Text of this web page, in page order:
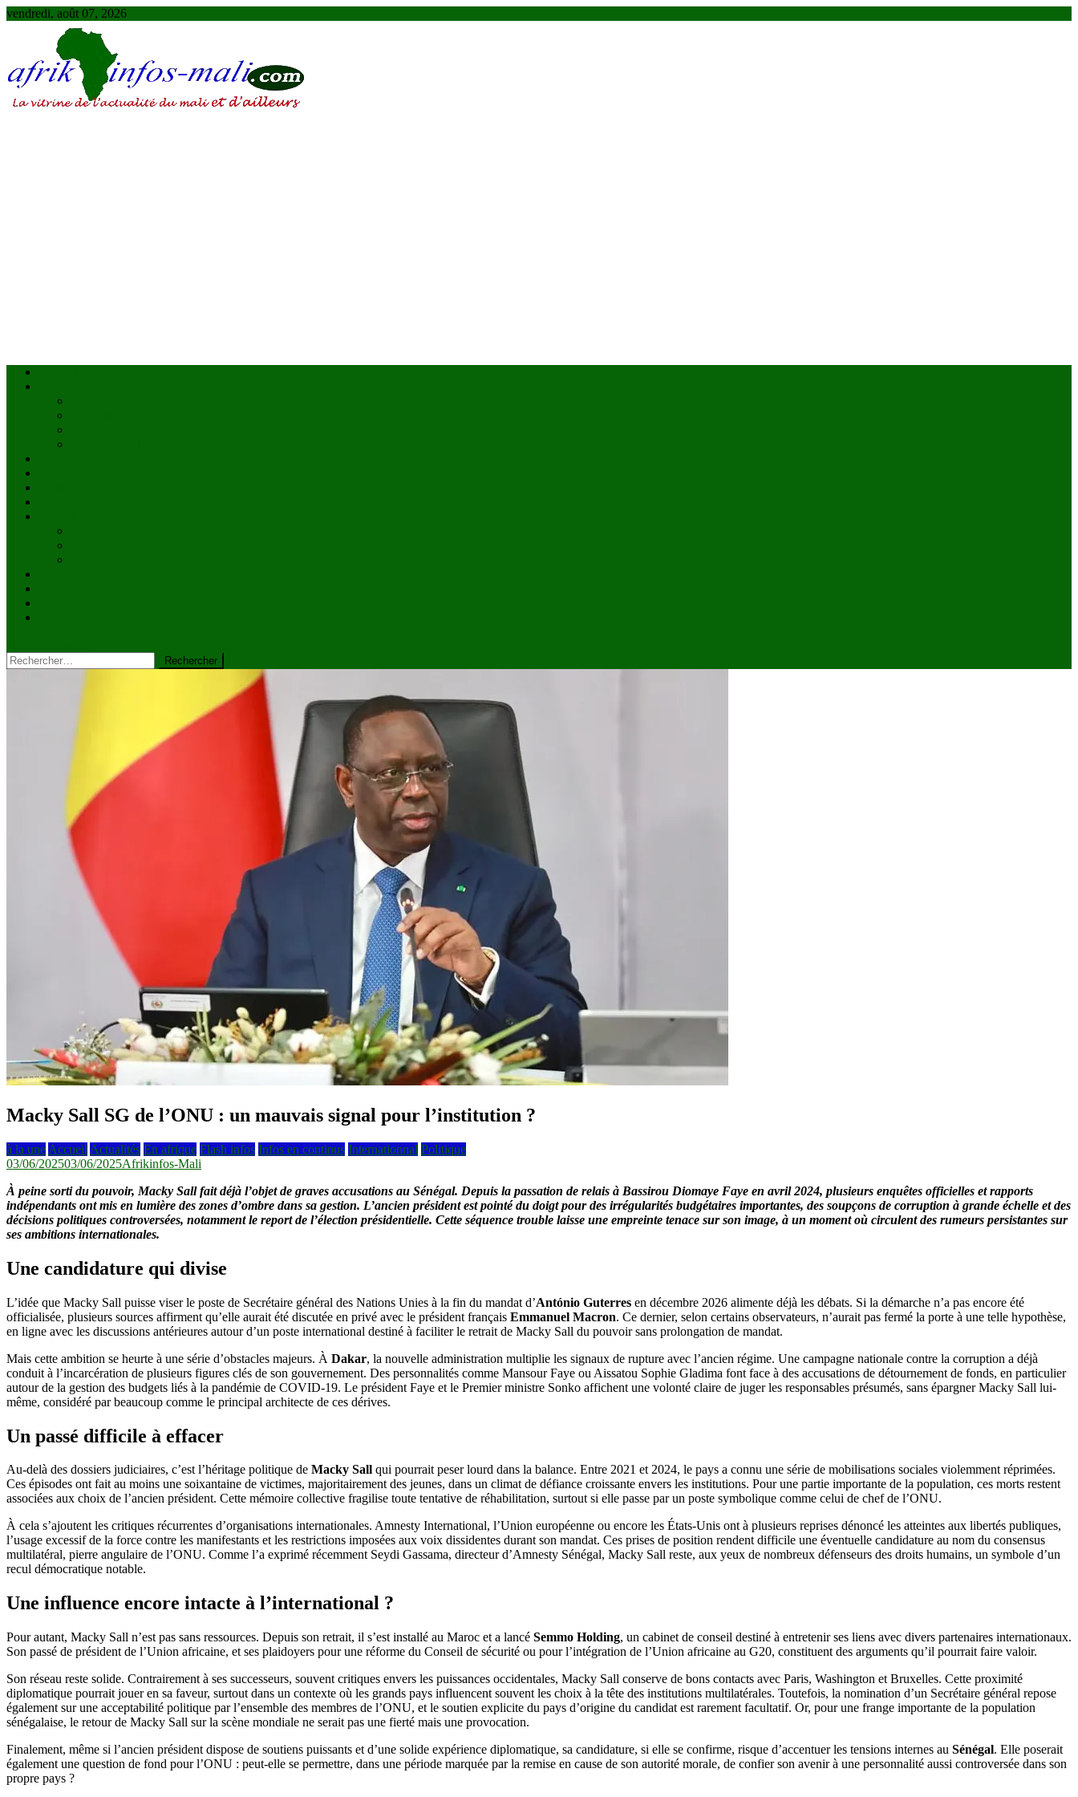
Skip
vendredi, août 07, 2026
Rechercher :
Macky Sall SG de l’ONU : un mauvais signal pour l’institution ?
à la une Accueil Actualités En afrique Flash infos Infos en continus Internationnal Politique
03/06/202503/06/2025Afrikinfos-Mali
À peine sorti du pouvoir, Macky Sallfait déjà l’objet de graves accusations au Sénégal. Depuis la passation de relais à Bassirou Diomaye Faye en avril 2024, plusieurs enquêtes officielles et rapports
indépendants ont mis en lumière des zones d’ombre dans sa gestion. L’ancien président est pointé du doigt pour des irrégularités budgétaires importantes, des soupçons de corruption à grande échelle et des
décisions politiques controversées, notamment le report de l’élection présidentielle. Cette séquence trouble laisse une empreinte tenace sur son image, à un moment où circulent des rumeurs persistantes sur
ses ambitions internationales.
Une candidature qui divise
L’idée que Macky Sall puisse viser le poste de Secrétaire général des Nations Unies à la fin du mandat d’António Guterres en décembre 2026 alimente déjà les débats. Si la démarche n’a pas encore été
officialisée, plusieurs sources affirment qu’elle aurait été discutée en privé avec le président français Emmanuel Macron. Ce dernier, selon certains observateurs, n’aurait pas fermé la porte à une telle hypothèse,
en ligne avec les discussions antérieures autour d’un poste international destiné à faciliter le retrait de Macky Sall du pouvoir sans prolongation de mandat.
Mais cette ambition se heurte à une série d’obstacles majeurs. À Dakar, la nouvelle administration multiplie les signaux de rupture avec l’ancien régime. Une campagne nationale contre la corruption a déjà
conduit à l’incarcération de plusieurs figures clés de son gouvernement. Des personnalités comme Mansour Faye ou Aissatou Sophie Gladima font face à des accusations de détournement de fonds, en particulier
autour de la gestion des budgets liés à la pandémie de COVID-19. Le président Faye et le Premier ministre Sonko affichent une volonté claire de juger les responsables présumés, sans épargner Macky Sall lui-
même, considéré par beaucoup comme le principal architecte de ces dérives.
Un passé difficile à effacer
Au-delà des dossiers judiciaires, c’est l’héritage politique de Macky Sall qui pourrait peser lourd dans la balance. Entre 2021 et 2024, le pays a connu une série de mobilisations sociales violemment réprimées.
Ces épisodes ont fait au moins une soixantaine de victimes, majoritairement des jeunes, dans un climat de défiance croissante envers les institutions. Pour une partie importante de la population, ces morts restent
associées aux choix de l’ancien président. Cette mémoire collective fragilise toute tentative de réhabilitation, surtout si elle passe par un poste symbolique comme celui de chef de l’ONU.
À cela s’ajoutent les critiques récurrentes d’organisations internationales. Amnesty International, l’Union européenne ou encore les États-Unis ont à plusieurs reprises dénoncé les atteintes aux libertés publiques,
l’usage excessif de la force contre les manifestants et les restrictions imposées aux voix dissidentes durant son mandat. Ces prises de position rendent difficile une éventuelle candidature au nom du consensus
multilatéral, pierre angulaire de l’ONU. Comme l’a exprimé récemment Seydi Gassama, directeur d’Amnesty Sénégal, Macky Sall reste, aux yeux de nombreux défenseurs des droits humains, un symbole d’un
recul démocratique notable.
Une influence encore intacte à l’international ?
Pour autant, Macky Sall n’est pas sans ressources. Depuis son retrait, il s’est installé au Maroc et a lancé Semmo Holding, un cabinet de conseil destiné à entretenir ses liens avec divers partenaires internationaux.
Son passé de président de l’Union africaine, et ses plaidoyers pour une réforme du Conseil de sécurité ou pour l’intégration de l’Union africaine au G20, constituent des arguments qu’il pourrait faire valoir.
Son réseau reste solide. Contrairement à ses successeurs, souvent critiques envers les puissances occidentales, Macky Sall conserve de bons contacts avec Paris, Washington et Bruxelles. Cette proximité
diplomatique pourrait jouer en sa faveur, surtout dans un contexte où les grands pays influencent souvent les choix à la tête des institutions multilatérales. Toutefois, la nomination d’un Secrétaire général repose
également sur une acceptabilité politique par l’ensemble des membres de l’ONU, et le soutien explicite du pays d’origine du candidat est rarement facultatif. Or, pour une frange importante de la population
sénégalaise, le retour de Macky Sall sur la scène mondiale ne serait pas une fierté mais une provocation.
Finalement, même si l’ancien président dispose de soutiens puissants et d’une solide expérience diplomatique, sa candidature, si elle se confirme, risque d’accentuer les tensions internes au Sénégal. Elle poserait
également une question de fond pour l’ONU : peut-elle se permettre, dans une période marquée par la remise en cause de son autorité morale, de confier son avenir à une personnalité aussi controversée dans son
propre pays ?